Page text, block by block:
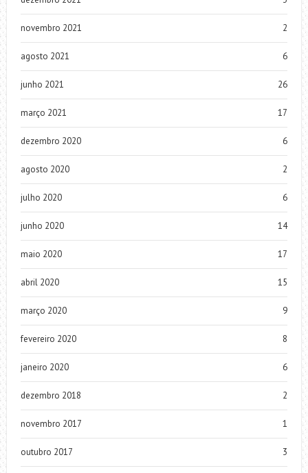
novembro 2021 2
agosto 2021 6
junho 2021 26
março 2021 17
dezembro 2020 6
agosto 2020 2
julho 2020 6
junho 2020 14
maio 2020 17
abril 2020 15
março 2020 9
fevereiro 2020 8
janeiro 2020 6
dezembro 2018 2
novembro 2017 1
outubro 2017 3